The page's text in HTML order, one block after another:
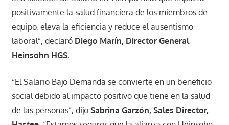
positivamente la salud financiera de los miembros de
equipo, eleva la eficiencia y reduce el ausentismo
laboral”, declaró Diego Marín, Director General
Heinsohn HGS.
“El Salario Bajo Demanda se convierte en un beneficio
social debido al impacto positivo que tiene en la salud
de las personas”, dijo Sabrina Garzón, Sales Director,